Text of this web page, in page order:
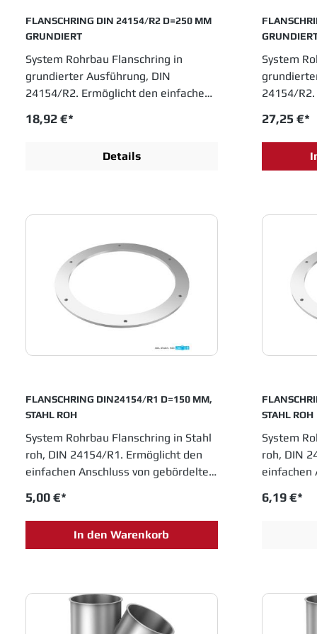
FLANSCHRING DIN 24154/R2 D=250 MM
GRUNDIERT
System Rohrbau Flanschring in
grundierter Ausführung, DIN
24154/R2. Ermöglicht den einfachen
Rohrteilen an Geräte und
JACOB Rohrsysteme sind im
Schüttguthandling sowie
Einfache Montage und innovative
Entwicklungen sichern Jacob Rohrbau
eine feste Position in allen
Industrien, die in
Fertigungsprozessen metallene
Laufrohre einsetzen.
18,92 €*
Details
System
24154/
Rohrteilen
JACOB
Einfache
eine feste
Industrien,
27,25 €*
FLANSCHRING DIN24154/R1 D=150 MM,
STAHL ROH
System Rohrbau Flanschring in Stahl
roh, DIN 24154/R1. Ermöglicht den
einfachen Anschluss von gebördelten
Maschinen. Durchmesser 150 mm.
JACOB Rohrsysteme sind im
Baukastenprinzip entwickelt und
Entstaubungs- und Abluftanlagen.
Einfache Montage und innovative
Entwicklungen sichern Jacob Rohrbau
5,00 €*
In den Warenkorb
FLANSCHRING
STAHL ROH
System
roh, DIN
einfachen
Einfache
6,19 €*